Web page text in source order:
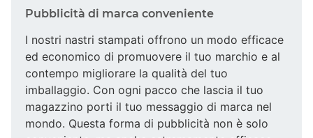
Pubblicità di marca conveniente
I nostri nastri stampati offrono un modo efficace
ed economico di promuovere il tuo marchio e al
contempo migliorare la qualità del tuo
imballaggio. Con ogni pacco che lascia il tuo
magazzino porti il tuo messaggio di marca nel
mondo. Questa forma di pubblicità non è solo